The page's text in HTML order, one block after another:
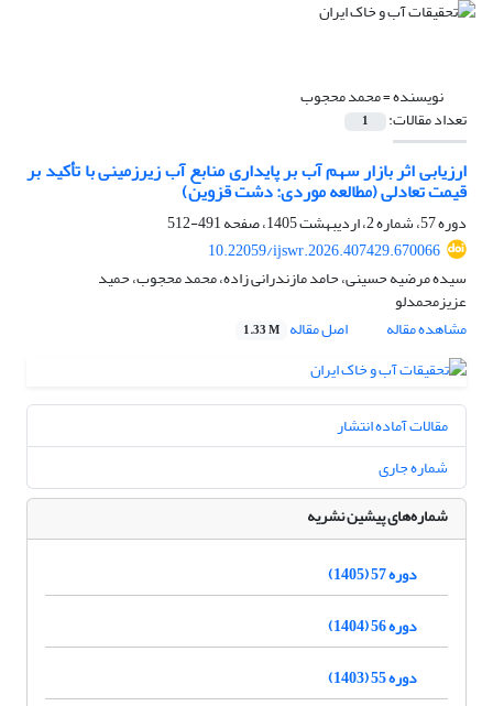
نویسنده =محمد محجوب
تعداد مقالات: 1
ارزیابی اثر بازار سهم آب بر پایداری منابع آب زیرزمینی با تأکید بر
قیمت تعادلی (مطالعه موردی: دشت قزوین)
دوره 57، شماره 2، اردیبهشت 1405، صفحه
491-512
10.22059/ijswr.2026.407429.670066
سیده مرضیه حسینی، حامد مازندرانی زاده، محمد محجوب، حمید
عزیزمحمدلو
مشاهده مقاله
اصل مقاله 1.33 M
مقالات آماده انتشار
شماره جاری
شماره‌های پیشین نشریه
دوره 57 (1405)
دوره 56 (1404)
دوره 55 (1403)